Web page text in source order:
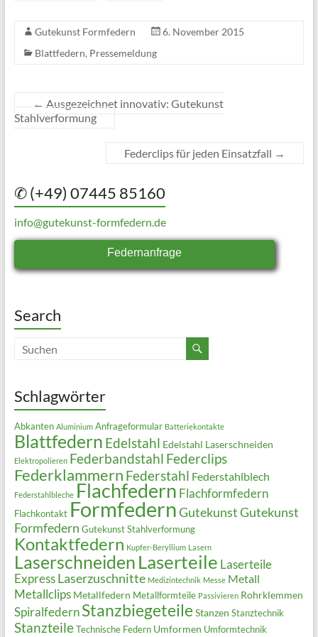
Gutekunst Formfedern
6. November 2015
Blattfedern, Pressemeldung
← Ausgezeichnet innovativ: Gutekunst
Stahlverformung
Federclips für jeden Einsatzfall →
✆ (+49) 07445 85160
info@gutekunst-formfedern.de
Federnanfrage
Search
Schlagwörter
Abkanten Aluminium Anfrageformular Batteriekontakte
Blattfedern Edelstahl Edelstahl Laserschneiden
Elektropolieren Federbandstahl Federclips
Federklammern Federstahl Federstahlblech
Federstahlbleche Flachfedern Flachformfedern
Flachkontakt FormfedernGutekunstGutekunst
Formfedern Gutekunst Stahlverformung
Kontaktfedern Kupfer-Beryllium Lasern
Laserschneiden Laserteile Laserteile
Express Laserzuschnitte Medizintechnik Messe Metall
Metallclips Metallfedern Metallformteile Passivieren Rohrklemmen
Spiralfedern Stanzbiegeteile Stanzen Stanztechnik
Stanzteile Technische Federn Umformen Umformtechnik